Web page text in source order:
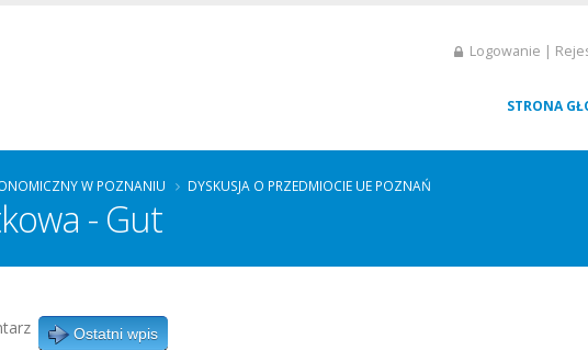
Logowanie |
STRONA
W POZNANIU DYSKUSJA O PRZEDMIOCIE UE POZNAŃ
- Gut
Ostatni wpis